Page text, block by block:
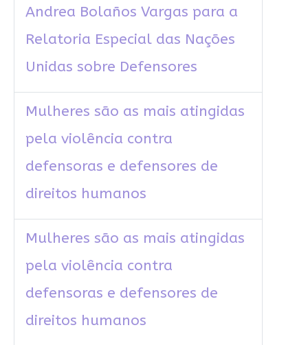
Andrea Bolaños Vargas para a
Relatoria Especial das Nações
Unidas sobre Defensores
Mulheres são as mais atingidas
pela violência contra
defensoras e defensores de
direitos humanos
Mulheres são as mais atingidas
pela violência contra
defensoras e defensores de
direitos humanos